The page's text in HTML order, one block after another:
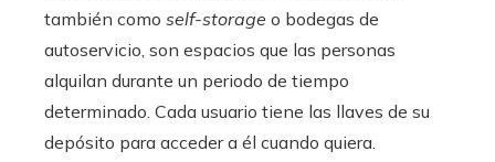
también como self-storage o bodegas de
autoservicio, son espacios que las personas
alquilan durante un periodo de tiempo
determinado. Cada usuario tiene las llaves de su
depósito para acceder a él cuando quiera.